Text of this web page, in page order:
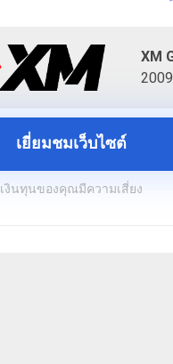
XM
2009
เยี่ยมชมเว็บไซต์
เงินทุนของคุณมีความเสี่ยง